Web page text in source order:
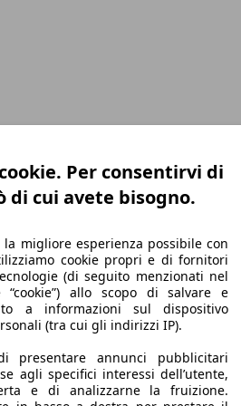
Per consentirvi di
di cui avete bisogno.
la migliore esperienza possibile con
cookie propri e di fornitori
(di seguito menzionati nel
“cookie”) allo scopo di salvare e
a informazioni sul dispositivo
(tra cui gli indirizzi IP).
presentare annunci pubblicitari
agli specifici interessi dell’utente,
e di analizzarne la fruizione.